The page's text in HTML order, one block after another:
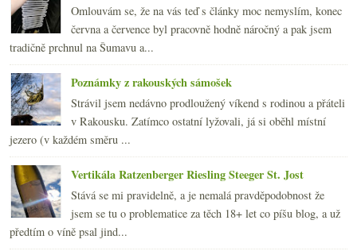
Omlouvám se, že na vás teď s články moc nemyslím, konec
června a července byl pracovně hodně náročný a pak jsem
tradičně prchnul na Šumavu a...
Poznámky z rakouských sámošek
Strávil jsem nedávno prodloužený víkend s rodinou a přáteli
v Rakousku. Zatímco ostatní lyžovali, já si oběhl místní
jezero (v každém směru ...
Vertikála Ratzenberger Riesling Steeger St. Jost
Stává se mi pravidelně, a je nemalá pravděpodobnost že
jsem se tu o problematice za těch 18+ let co píšu blog, a už
předtím o víně psal jind...